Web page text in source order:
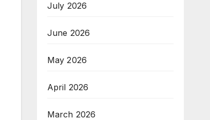
July 2026
June 2026
May 2026
April 2026
March 2026